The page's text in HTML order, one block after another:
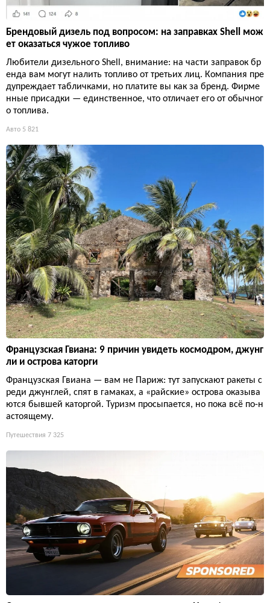
Брендовый дизель под вопросом: на заправках Shell мож
ет оказаться чужое топливо
Любители дизельного Shell, внимание: на части заправок бр
енда вам могут налить топливо от третьих лиц. Компания пре
дупреждает табличками, но платите вы как за бренд. Фирме
нные присадки — единственное, что отличает его от обычног
о топлива.
Авто 5 821
Французская Гвиана: 9 причин увидеть космодром, джунг
ли и острова каторги
Французская Гвиана — вам не Париж: тут запускают ракеты с
реди джунглей, спят в гамаках, а «райские» острова оказыва
ются бывшей каторгой. Туризм просыпается, но пока всё по-н
астоящему.
Путешествия 7 325